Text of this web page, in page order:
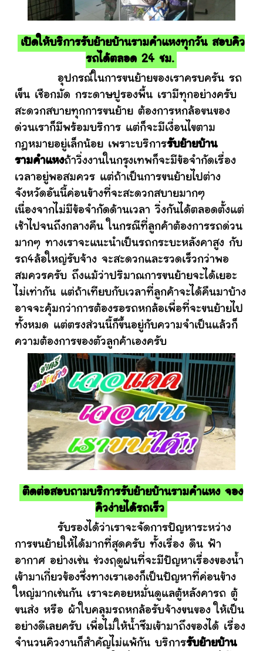
เปิดให้บริการรับย้ายบ้านรามคำแหงทุกวัน สอบคิว
รถได้ตลอด 24 ชม.
อุปกรณ์ในการขนย้ายของเราครบครัน รถ
เข็น เชือกมัด กระดาษปูรองพื้น เรามีทุกอย่างครับ
สะดวกสบายทุกการขนย้าย ต้องการหกล้อขนของ
ด่วนเราก็มีพร้อมบริการ แต่ก็จะมีเงื่อนไขตาม
กฎหมายอยู่เล็กน้อย เพราะบริการรับย้ายบ้าน
รามคำแหงถ้าวิ่งงานในกรุงเทพก็จะมีข้อจำกัดเรื่อง
เวลาอยู่พอสมควร แต่ถ้าเป็นการขนย้ายไปต่าง
จังหวัดอันนี้ค่อนข้างที่จะสะดวกสบายมากๆ
เนื่องจากไม่มีข้อจำกัดด้านเวลา วิ่งกันได้ตลอดตั้งแต่
เช้าไปจนถึงกลางคืน ในกรณีที่ลูกค้าต้องการรถด่วน
มากๆ ทางเราจะแนะนำเป็นรถกระบะหลังคาสูง กับ
รถ4ล้อใหญ่รับจ้าง จะสะดวกและรวดเร็วกว่าพอ
สมควรครับ ถึงแม้ว่าปริมาณการขนย้ายจะได้เยอะ
ไม่เท่ากัน แต่ถ้าเทียบกับเวลาที่ลูกค้าจะได้คืนมาบ้าง
อาจจะคุ้มกว่าการต้องรอรถหกล้อเพื่อที่จะขนย้ายไป
ทั้งหมด แต่ตรงส่วนนี้ก็ขึ้นอยู่กับความจำเป็นแล้วก็
ความต้องการของตัวลูกค้าเองครับ
ติดต่อสอบถามบริการรับย้ายบ้านรามคำแหง จอง
คิวง่ายได้รถเร็ว
รับรองได้ว่าเราจะจัดการปัญหาระหว่าง
การขนย้ายให้ได้มากที่สุดครับ ทั้งเรื่อง ดิน ฟ้า
อากาศ อย่างเช่น ช่วงฤดูฝนที่จะมีปัญหาเรื่องของน้ำ
เข้ามาเกี่ยวข้องซึ่งทางเราเองก็เป็นปัญหาที่ค่อนข้าง
ใหญ่มากเช่นกัน เราจะคอยหมั่นดูแลตู้หลังคารถ ตู้
ขนส่ง หรือ ผ้าใบคลุมรถหกล้อรับจ้างขนของ ให้เป็น
อย่างดีเลยครับ เพื่อไม่ให้น้ำซึมเข้ามาถึงของได้ เรื่อง
จำนวนคิวงานก็สำคัญไม่แพ้กัน บริการรับย้ายบ้าน